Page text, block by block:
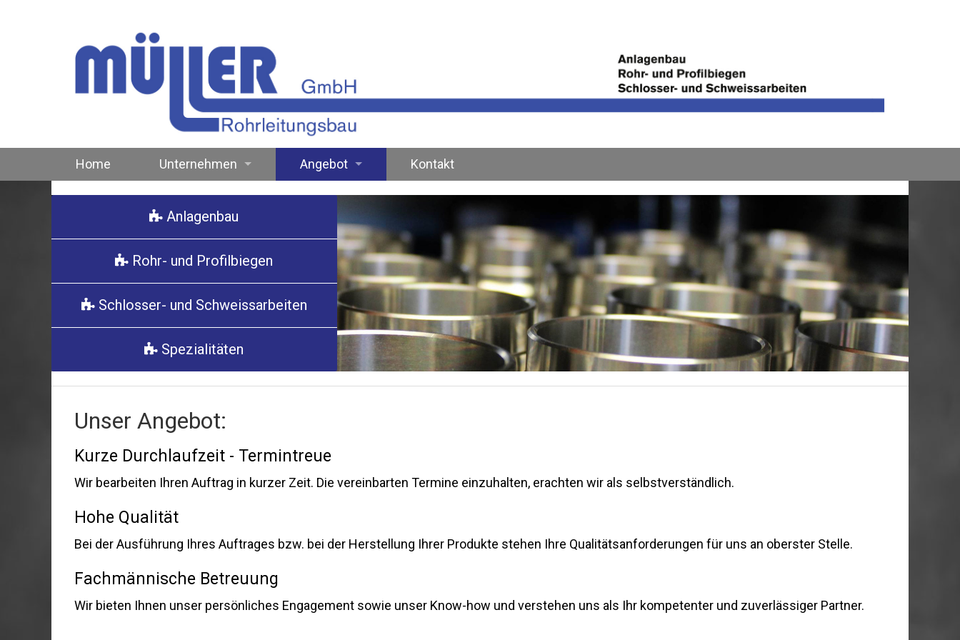
Home Unternehmen
History ...
Standort
Team
Angebot
Anlagenbau
Rohr- und Profilbiegen
Schlosser- und Schweissarbeiten
Spezialitäten
Kontakt
Anlagenbau
Rohr- und Profilbiegen
Schlosser- und Schweissarbeiten
Spezialitäten
Unser Angebot:
Kurze Durchlaufzeit - Termintreue
Wir bearbeiten Ihren Auftrag in kurzer Zeit. Die vereinbarten Termine einzuhalten, erachten wir als selbstverständlich.
Hohe Qualität
Bei der Ausführung Ihres Auftrages bzw. bei der Herstellung Ihrer Produkte stehen Ihre Qualitätsanforderungen für uns an oberster Stelle.
Fachmännische Betreuung
Wir bieten Ihnen unser persönliches Engagement sowie unser Know-how und verstehen uns als Ihr kompetenter und zuverlässiger Partner.